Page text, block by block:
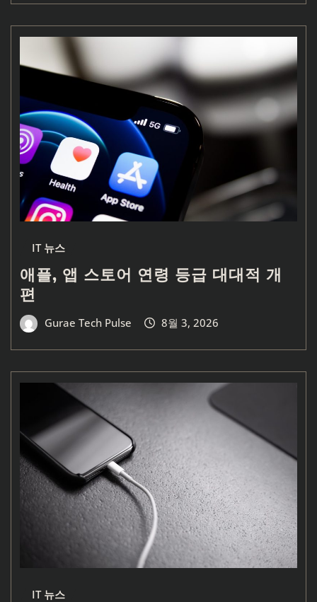
IT 뉴스
애플, 앱 스토어 연령 등급 대대적 개
편
Gurae Tech Pulse 8월 3, 2026
IT 뉴스